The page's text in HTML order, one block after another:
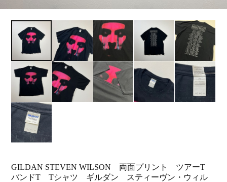
GILDAN STEVEN WILSON 両面プリント ツアーT
バンドT Tシャツ ギルダン スティーヴン・ウィル